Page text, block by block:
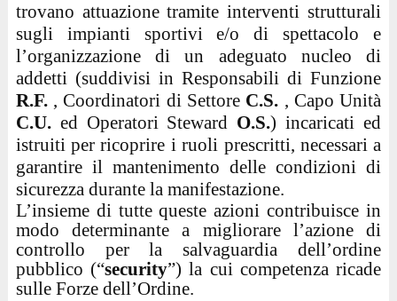
trovano attuazione tramite interventi strutturali
sugli impianti sportivi e/o di spettacolo e
l’organizzazione di un adeguato nucleo di
addetti (suddivisi in Responsabili di Funzione
R.F., Coordinatori di Settore C.S. , Capo Unità
C.U.ed Operatori Steward O.S.) incaricati ed
istruiti per ricoprire i ruoli prescritti, necessari a
garantire il mantenimento delle condizioni di
sicurezza durante la manifestazione.
L’insieme di tutte queste azioni contribuisce in
modo determinante a migliorare l’azione di
controllo per la salvaguardia dell’ordine
pubblico (“security”) la cui competenza ricade
sulle Forze dell’Ordine.